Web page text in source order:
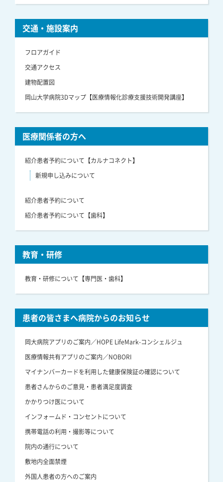
交通・施設案内
フロアガイド
交通アクセス
建物配置図
岡山大学病院3Dマップ【医療情報化診療支援技術開発講座】
医療関係者の方へ
紹介患者予約について【カルナコネクト】
新規申し込みについて
紹介患者予約について
紹介患者予約について【歯科】
教育・研修
教育・研修について【専門医・歯科】
患者の皆さまへ病院からのお知らせ
岡大病院アプリのご案内／HOPE LifeMark-コンシェルジュ
医療情報共有アプリのご案内／NOBORI
マイナンバーカードを利用した健康保険証の確認について
患者さんからのご意見・患者満足度調査
かかりつけ医について
インフォームド・コンセントについて
携帯電話の利用・撮影等について
院内の通行について
敷地内全面禁煙
外国人患者の方へのご案内